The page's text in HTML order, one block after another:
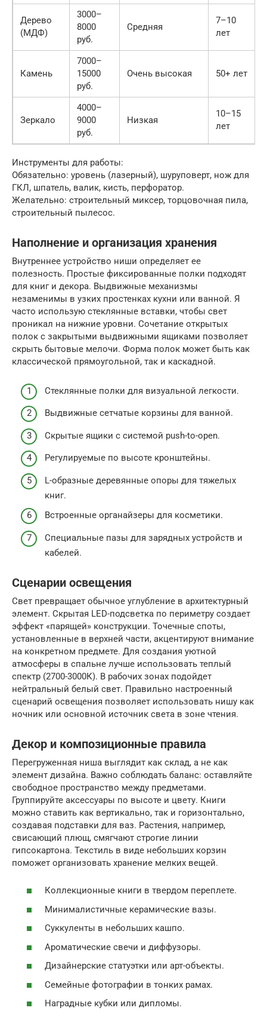
Дерево
(МДФ)
3000–
8000
руб.
Средняя
7–10
лет
Камень
7000–
15000
руб.
Очень высокая 50+ лет
Зеркало
4000–
9000
руб.
Низкая
10–15
лет
Инструменты для работы:
Обязательно: уровень (лазерный), шуруповерт, нож для
ГКЛ, шпатель, валик, кисть, перфоратор.
Желательно: строительный миксер, торцовочная пила,
строительный пылесос.
Наполнение и организация хранения
Внутреннее устройство ниши определяет ее
полезность. Простые фиксированные полки подходят
для книг и декора. Выдвижные механизмы
незаменимы в узких простенках кухни или ванной. Я
часто использую стеклянные вставки, чтобы свет
проникал на нижние уровни. Сочетание открытых
полок с закрытыми выдвижными ящиками позволяет
скрыть бытовые мелочи. Форма полок может быть как
классической прямоугольной, так и каскадной.
Стеклянные полки для визуальной легкости.
Выдвижные сетчатые корзины для ванной.
Скрытые ящики с системой push-to-open.
Регулируемые по высоте кронштейны.
L-образные деревянные опоры для тяжелых
книг.
Встроенные органайзеры для косметики.
Специальные пазы для зарядных устройств и
кабелей.
Сценарии освещения
Свет превращает обычное углубление в архитектурный
элемент. Скрытая LED-подсветка по периметру создает
эффект «парящей» конструкции. Точечные споты,
установленные в верхней части, акцентируют внимание
на конкретном предмете. Для создания уютной
атмосферы в спальне лучше использовать теплый
спектр (2700-3000К). В рабочих зонах подойдет
нейтральный белый свет. Правильно настроенный
сценарий освещения позволяет использовать нишу как
ночник или основной источник света в зоне чтения.
Декор и композиционные правила
Перегруженная ниша выглядит как склад, а не как
элемент дизайна. Важно соблюдать баланс: оставляйте
свободное пространство между предметами.
Группируйте аксессуары по высоте и цвету. Книги
можно ставить как вертикально, так и горизонтально,
создавая подставки для ваз. Растения, например,
свисающий плющ, смягчают строгие линии
гипсокартона. Текстиль в виде небольших корзин
поможет организовать хранение мелких вещей.
Коллекционные книги в твердом переплете.
Минималистичные керамические вазы.
Суккуленты в небольших кашпо.
Ароматические свечи и диффузоры.
Дизайнерские статуэтки или арт-объекты.
Семейные фотографии в тонких рамах.
Наградные кубки или дипломы.